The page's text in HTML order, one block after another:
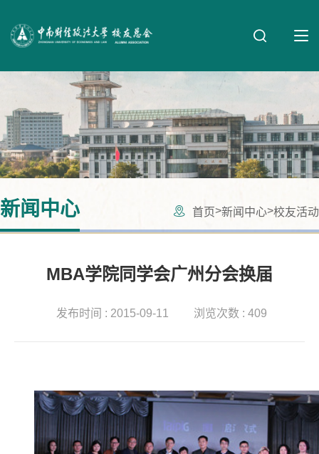
新闻中心 首页>新闻中心>校友活动
MBA学院同学会广州分会换届
发布时间 : 2015-09-11 浏览次数 : 409